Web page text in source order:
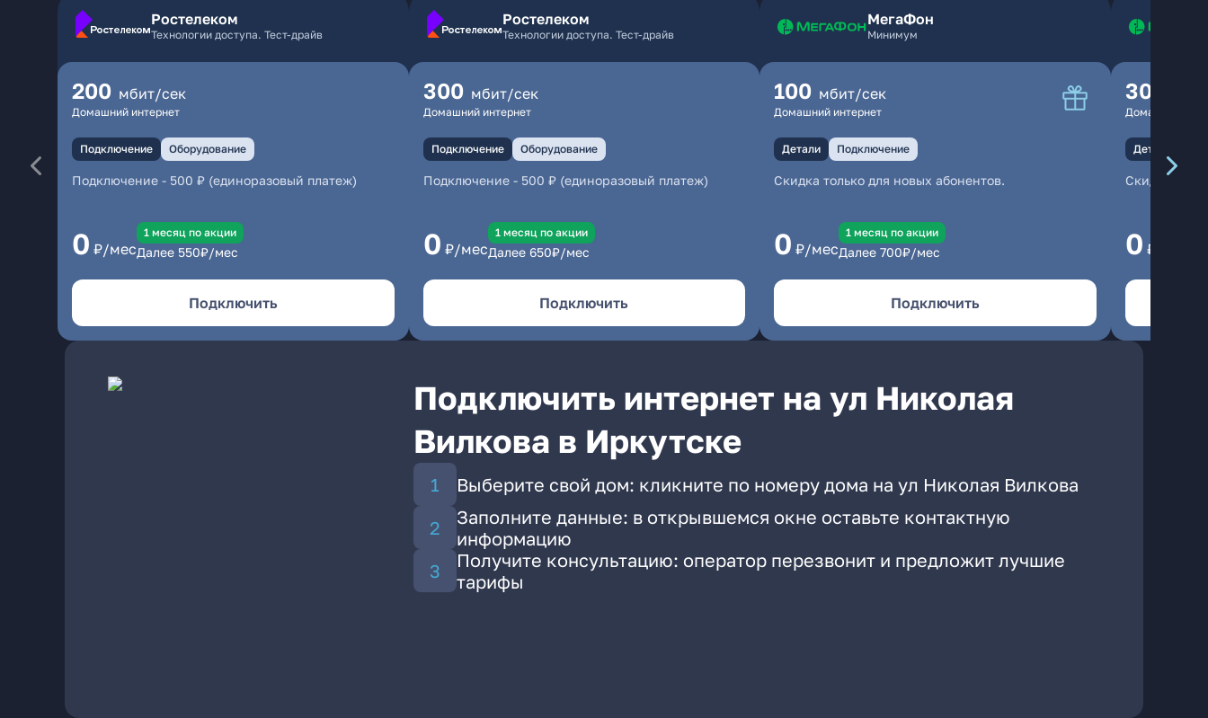
Ростелеком
Технологии доступа. Тест-драйв
200 мбит/сек
Домашний интернет
Подключение Оборудование
Подключение - 500 ₽ (единоразовый платеж)
0 ₽/мес
1 месяц по акции
Далее 550₽/мес
Подключить
Ростелеком
Технологии доступа. Тест-драйв
300 мбит/сек
Домашний интернет
Подключение Оборудование
Подключение- 500 ₽ (единоразовый платеж)
0 ₽/мес
1 месяц по акции
Далее 650₽/мес
Подключить
МегаФон
Минимум
100 мбит/сек
Домашний интернет
Детали Подключение
Скидка только для новых абонентов.
0 ₽/мес
1 месяц по акции
Далее 700₽/мес
Подключить
300
Домашний
Детали
Скидка
0 ₽/мес
Подключить интернет на ул Николая
Вилкова в Иркутске
Выберите свой дом: кликните по номеру дома на ул Николая Вилкова
Заполните данные: в открывшемся окне оставьте контактную
информацию
Получите консультацию: оператор перезвонит и предложит лучшие
тарифы